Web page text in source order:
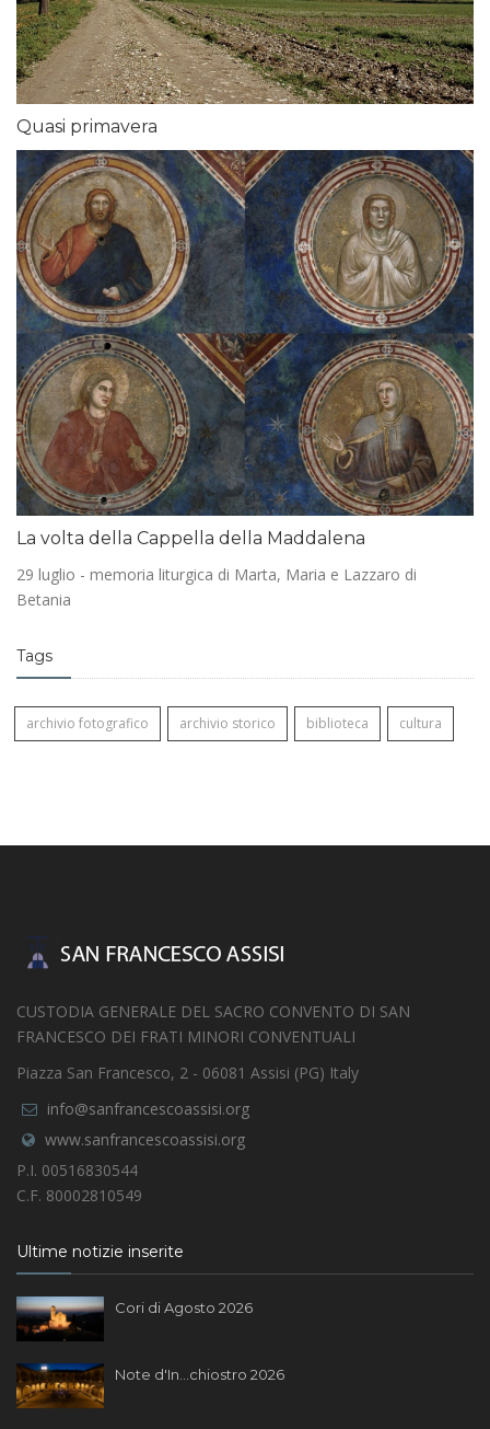
Quasi primavera
La volta della Cappella della Maddalena
29 luglio - memoria liturgica di Marta, Maria e Lazzaro di
Betania
Tags
archivio fotografico archivio storico biblioteca cultura
CUSTODIA GENERALE DEL SACRO CONVENTO DI SAN
FRANCESCO DEI FRATI MINORI CONVENTUALI
Piazza San Francesco, 2 - 06081 Assisi (PG) Italy
info@sanfrancescoassisi.org
www.sanfrancescoassisi.org
P.I. 00516830544
C.F. 80002810549
Ultime notizie inserite
Cori di Agosto 2026
Note d'In...chiostro 2026